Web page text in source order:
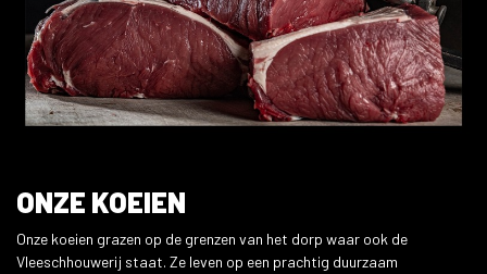
ONZE KOEIEN
Onze koeien grazen op de grenzen van het dorp waar ook de
Vleeschhouwerij staat. Ze leven op een prachtig duurzaam